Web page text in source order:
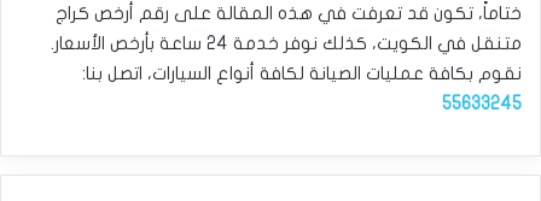
ختاماً، تكون قد تعرفت في هذه المقالة على رقم أرخص كراج
متنقل في الكويت، كذلك نوفر خدمة 24 ساعة بأرخص الأسعار.
نقوم بكافة عمليات الصيانة لكافة أنواع السيارات، اتصل بنا:
55633245